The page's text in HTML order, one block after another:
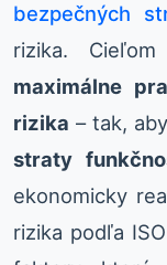
bezpečných
rizika.
maximálne
rizika – tak,
straty
ekonomicky
rizika podľa